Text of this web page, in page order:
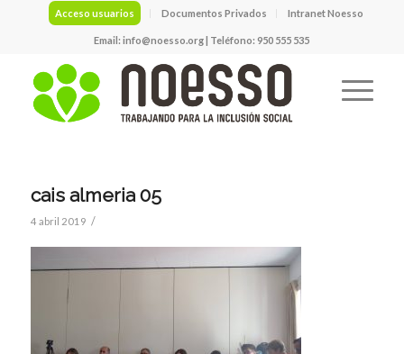
Acceso usuarios Documentos Privados Intranet Noesso
Email:info@noesso.org| Teléfono: 950 555 535
cais almeria 05
4 abril 2019 /